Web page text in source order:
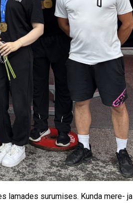
lamades surumises. Kunda mere- ja